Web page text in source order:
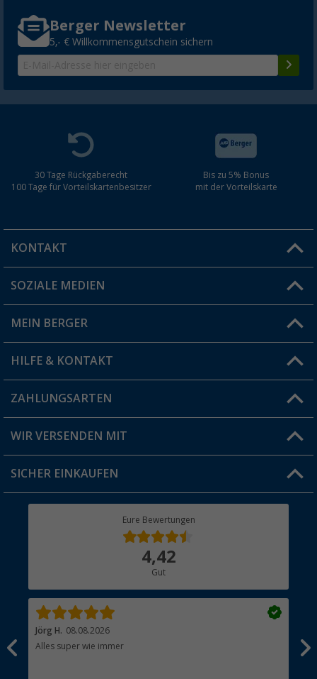
Berger Newsletter
5,- € Willkommensgutschein sichern
30 Tage Rückgaberecht
100 Tage für Vorteilskartenbesitzer
Bis zu 5% Bonus
mit der Vorteilskarte
KONTAKT
Du hast eine Frage?
Filiale finden
SOZIALE MEDIEN
MEIN BERGER
Vorteilskarte
Blog
Jobs & Karriere
HILFE & KONTAKT
FAQ & Kontakt
Versandinformationen
Rücksendung
ZAHLUNGSARTEN
WIR VERSENDEN MIT
SICHER EINKAUFEN
Eure Bewertungen
4,42
Gut
Jörg H. 08.08.2026
Alles super wie immer